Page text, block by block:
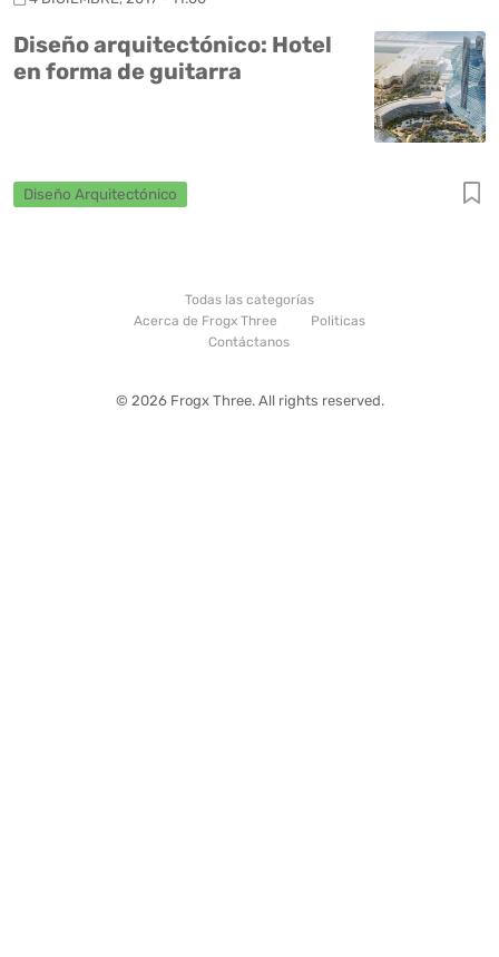
Diseño arquitectónico: Hotel
en forma de guitarra
Diseño Arquitectónico
Todas las categorías
Acerca de Frogx Three
Politicas
Contáctanos
© 2026 Frogx Three. All rights reserved.